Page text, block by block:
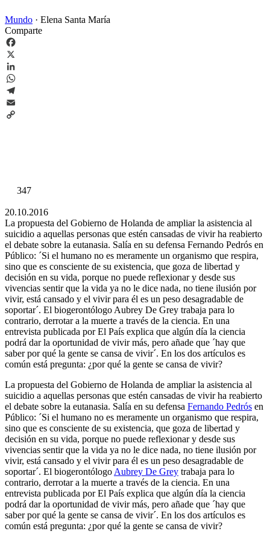
Mundo · Elena Santa María
Comparte
Facebook
X
LinkedIn
WhatsApp
Telegram
Email
347
20.10.2016
La propuesta del Gobierno de Holanda de ampliar la asistencia al
suicidio a aquellas personas que estén cansadas de vivir ha reabierto
el debate sobre la eutanasia. Salía en su defensa Fernando Pedrós en
Público: ´Si el humano no es meramente un organismo que respira,
sino que es consciente de su existencia, que goza de libertad y
decisión en su vida, porque no puede reflexionar y desde sus
vivencias sentir que la vida ya no le dice nada, no tiene ilusión por
vivir, está cansado y el vivir para él es un peso desagradable de
soportar´. El biogerontólogo Aubrey De Grey trabaja para lo
contrario, derrotar a la muerte a través de la ciencia. En una
entrevista publicada por El País explica que algún día la ciencia
podrá dar la oportunidad de vivir más, pero añade que ´hay que
saber por qué la gente se cansa de vivir´. En los dos artículos es
común está pregunta: ¿por qué la gente se cansa de vivir?
La propuesta del Gobierno de Holanda de ampliar la asistencia al
suicidio a aquellas personas que estén cansadas de vivir ha reabierto
el debate sobre la eutanasia. Salía en su defensa Fernando Pedrós en
Público: ´Si el humano no es meramente un organismo que respira,
sino que es consciente de su existencia, que goza de libertad y
decisión en su vida, porque no puede reflexionar y desde sus
vivencias sentir que la vida ya no le dice nada, no tiene ilusión por
vivir, está cansado y el vivir para él es un peso desagradable de
soportar´. El biogerontólogo Aubrey De Grey trabaja para lo
contrario, derrotar a la muerte a través de la ciencia. En una
entrevista publicada por El País explica que algún día la ciencia
podrá dar la oportunidad de vivir más, pero añade que ´hay que
saber por qué la gente se cansa de vivir´. En los dos artículos es
común está pregunta: ¿por qué la gente se cansa de vivir?